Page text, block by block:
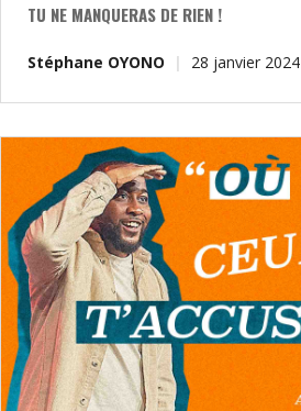
TU NE MANQUERAS DE RIEN !
Stéphane OYONO 28 janvier 2024